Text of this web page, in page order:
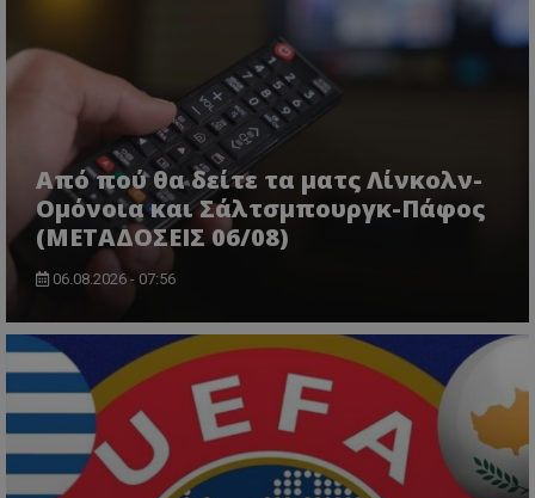
Από πού θα δείτε τα ματς Λίνκολν-
Ομόνοια και Σάλτσμπουργκ-Πάφος
(ΜΕΤΑΔΟΣΕΙΣ 06/08)
06.08.2026 - 07:56